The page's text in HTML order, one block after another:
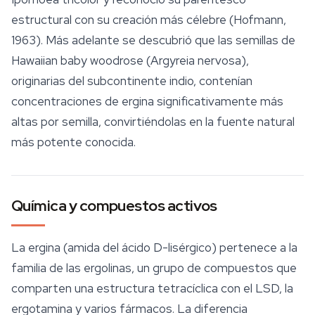
estructural con su creación más célebre (Hofmann,
1963). Más adelante se descubrió que las semillas de
Hawaiian baby woodrose (Argyreia nervosa),
originarias del subcontinente indio, contenían
concentraciones de ergina significativamente más
altas por semilla, convirtiéndolas en la fuente natural
más potente conocida.
Química y compuestos activos
La ergina (amida del ácido D-lisérgico) pertenece a la
familia de las ergolinas, un grupo de compuestos que
comparten una estructura tetracíclica con el LSD, la
ergotamina y varios fármacos. La diferencia